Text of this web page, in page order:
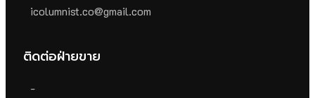
icolumnist.co@gmail.com
ติดต่อฝ่ายขาย
-